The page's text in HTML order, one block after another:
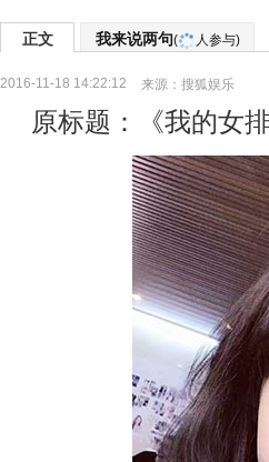
正文 我来说两句( 人参与)
2016-11-18 14:22:12 来源： 搜狐娱乐
原标题：《我的女